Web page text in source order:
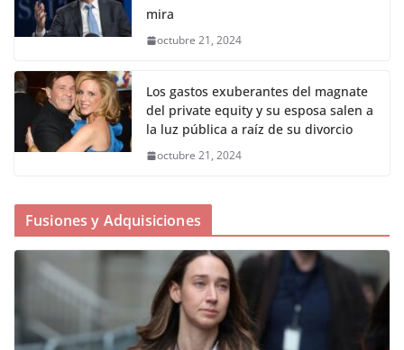
mira
octubre 21, 2024
Los gastos exuberantes del magnate
del private equity y su esposa salen a
la luz pública a raíz de su divorcio
octubre 21, 2024
Fusiones y Adquisiciones